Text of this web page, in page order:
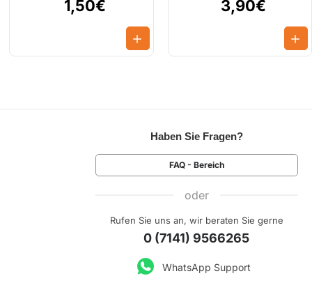
1,50€ 3,90€
Haben Sie Fragen?
FAQ - Bereich
oder
Rufen Sie uns an, wir beraten Sie gerne
0 (7141) 9566265
WhatsApp Support